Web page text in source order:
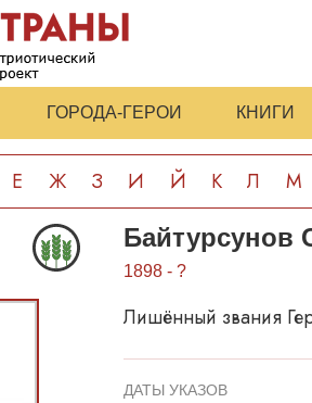
ГОРОДА-ГЕРОИ КНИГИ
Е Ж З И Й К Л М
Байтурсунов
1898 - ?
Лишённый звания
ДАТЫ УКАЗОВ